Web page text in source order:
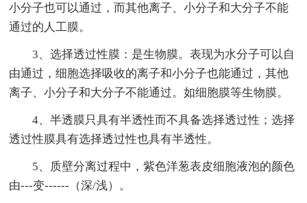
小分子也可以通过，而其他离子、小分子和大分子不能
通过的人工膜。
3、选择透过性膜：是生物膜。表现为水分子可以自
由通过，细胞选择吸收的离子和小分子也能通过，其他
离子、小分子和大分子不能通过。如细胞膜等生物膜。
4、半透膜只具有半透性而不具备选择透过性；选择
透过性膜具有选择透过性也具有半透性。
5、质壁分离过程中，紫色洋葱表皮细胞液泡的颜色
由---变------（深/浅）。